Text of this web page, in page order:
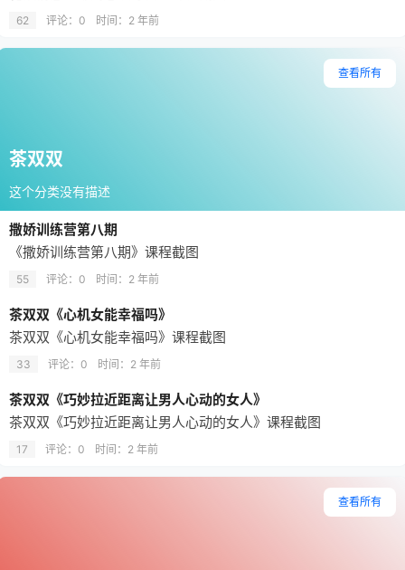
62 评论：0 时间： 2 年前
茶双双
这个分类没有描述
查看所有
撒娇训练营第八期
《撒娇训练营第八期》课程截图
55 评论：0 时间： 2 年前
茶双双《心机女能幸福吗》
茶双双《心机女能幸福吗》课程截图
33 评论：0 时间： 2 年前
茶双双《巧妙拉近距离让男人心动的女人》
茶双双《巧妙拉近距离让男人心动的女人》课程截图
17 评论：0 时间： 2 年前
查看所有